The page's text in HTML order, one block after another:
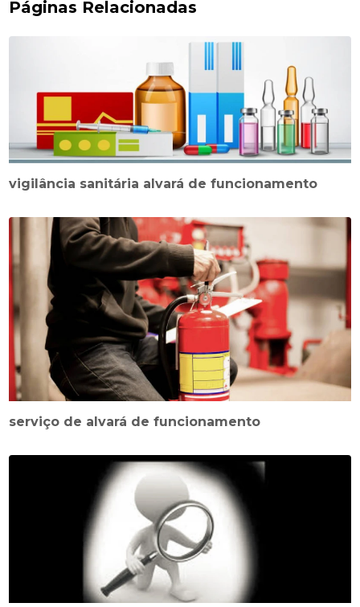
Páginas Relacionadas
vigilância sanitária alvará de funcionamento
serviço de alvará de funcionamento